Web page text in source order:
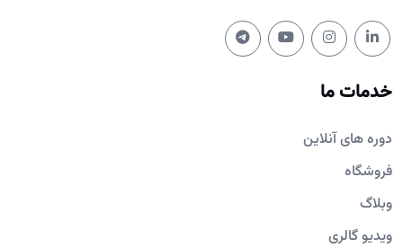
خدمات ما
دوره های آنلاین
فروشگاه
وبلاگ
ویدیو گالری